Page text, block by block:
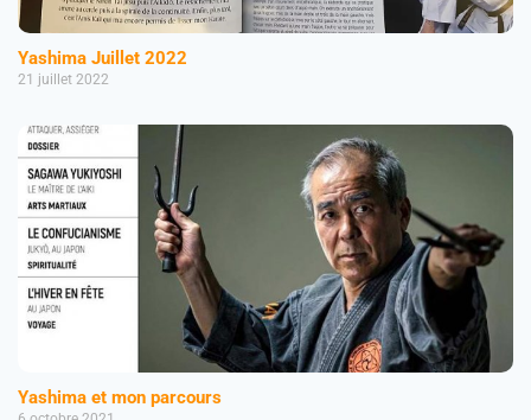
Yashima Juillet 2022
21 juillet 2022
Yashima et mon parcours